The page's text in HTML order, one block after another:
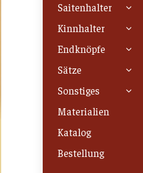
Saitenhalter
Kinnhalter
Endknöpfe
Sätze
Sonstiges
Materialien
Katalog
Bestellung